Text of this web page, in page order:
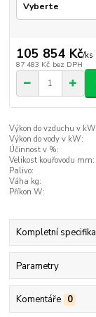
105 854 Kč/ks
87 483 Kč bez DPH
Výkon do vzduchu v
Výkon do vody v kW:
Účinnost v %:
Velikost kouřovodu mm:
Palivo:
Váha kg:
Příkon W:
Kompletní
Parametry
Komentáře 0